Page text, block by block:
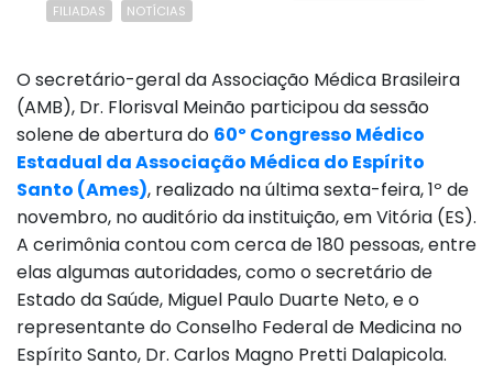
FILIADAS
NOTÍCIAS
O secretário-geral da Associação Médica Brasileira
(AMB), Dr. Florisval Meinão participou da sessão
solene de abertura do 60º Congresso Médico
Estadual da Associação Médica do Espírito
Santo (Ames), realizado na última sexta-feira, 1º de
novembro, no auditório da instituição, em Vitória (ES).
A cerimônia contou com cerca de 180 pessoas, entre
elas algumas autoridades, como o secretário de
Estado da Saúde, Miguel Paulo Duarte Neto, e o
representante do Conselho Federal de Medicina no
Espírito Santo, Dr. Carlos Magno Pretti Dalapicola.